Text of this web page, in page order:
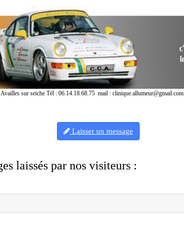
sur seicheTél : 06.14.18.68.75 mail : clinique.allumeur@gmail.com
Laisser un message
laissés par nos visiteurs :